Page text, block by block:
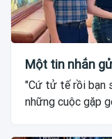
Một tin nhắn
"Cứ tử tế rồi bạn
những cuộc gặp